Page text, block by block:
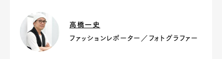
高橋一史
ファッションレポーター／フォトグラファー